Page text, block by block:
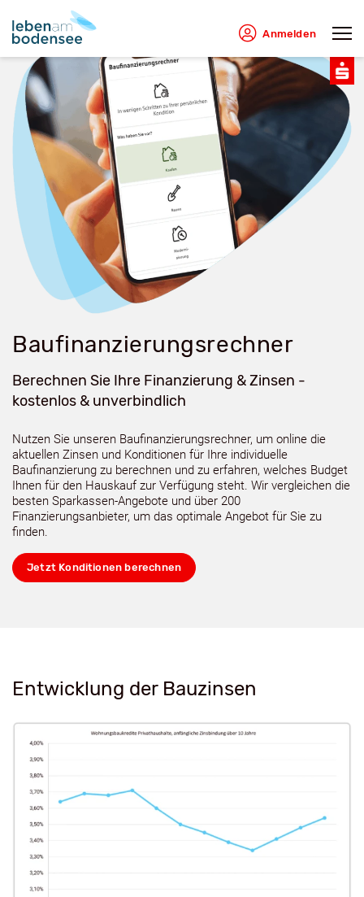
Anmelden
Baufinanzierungsrechner
Berechnen Sie Ihre Finanzierung & Zinsen -
kostenlos & unverbindlich
Nutzen Sie unseren Baufinanzierungsrechner, um online die
aktuellen Zinsen und Konditionen für Ihre individuelle
Baufinanzierung zu berechnen und zu erfahren, welches Budget
Ihnen für den Hauskauf zur Verfügung steht. Wir vergleichen die
besten Sparkassen-Angebote und über 200
Finanzierungsanbieter, um das optimale Angebot für Sie zu
finden.
Jetzt Konditionen berechnen
Entwicklung der Bauzinsen